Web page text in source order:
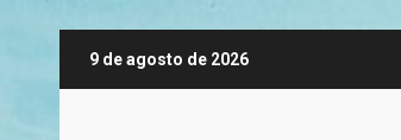
9 de agosto de 2026